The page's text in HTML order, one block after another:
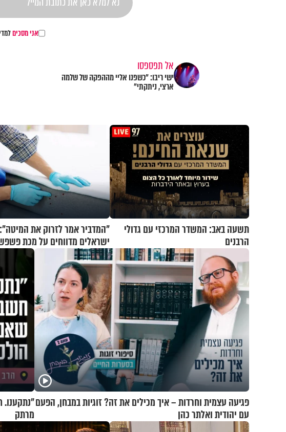
אני מסכים
אל תפספסו
ישי ריבו: "כשפנו אליי מההפקה של שלמה
ארצי, ניתקתי"
תשעה באב: המשדר המרכזי עם גדולי
הרבנים
"המדביר אמר לזרוק את
ישראלים מדווחים על מכת
פגיעה עצמית וחרדות – איך מכילים את זה? זוגיות במבחן, הפעם
עם יהודית ואלתר כהן
"נתקענו.
מרתק